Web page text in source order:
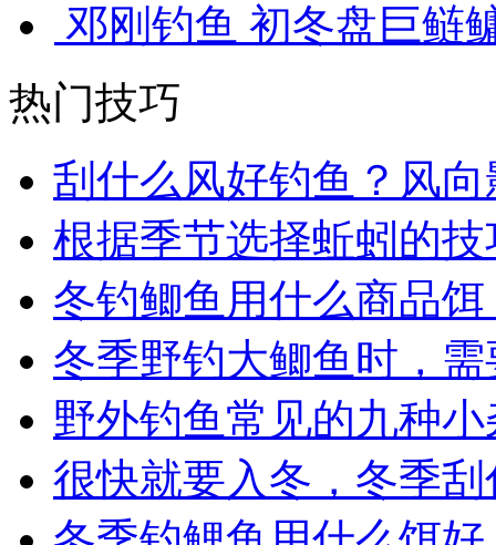
邓刚钓鱼 初冬盘巨鲢
热门技巧
刮什么风好钓鱼？风
根据季节选择蚯蚓的
冬钓鲫鱼用什么商品
冬季野钓大鲫鱼时，
野外钓鱼常见的九种
很快就要入冬，冬季